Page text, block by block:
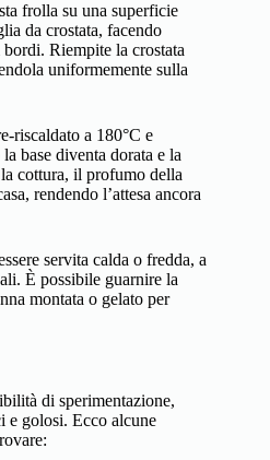
frolla su una superficie
da crostata, facendo
Riempite la crostata
uniformemente sulla
riscaldato a 180°C e
base diventa dorata e la
cottura, il profumo della
rendendo l’attesa ancora
servita calda o fredda, a
È possibile guarnire la
montata o gelato per
di sperimentazione,
e golosi. Ecco alcune